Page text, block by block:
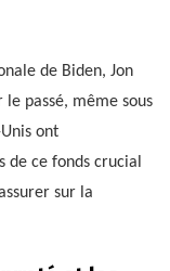
de Biden, Jon
passé, même sous
ont
de ce fonds crucial
sur la